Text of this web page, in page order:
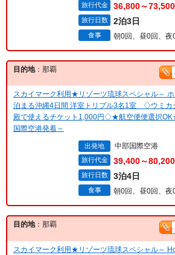
旅行代金 36,800～
旅行日数 2泊3日
食事 朝0回、昼0回、夜
目的地：那覇
スカイマーク利用★リゾーツ琉球スペシャル～
泊まる沖縄4日間 洋室トリプル3名1室 ◇ウミカ
殿で使えるチケット1,000円◇★航空便便選択
国際空港発着～
出発地 中部国際空港
旅行代金 39,400～
旅行日数 3泊4日
食事 朝0回、昼0回、夜
目的地：那覇
スカイマーク利用★リゾーツ琉球スペシャル～